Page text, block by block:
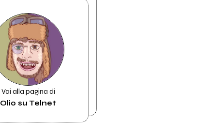
Vai alla pagina di
Olio su Telnet